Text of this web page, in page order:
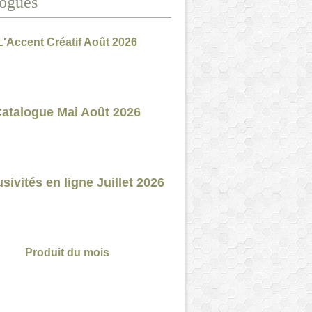
Créatif Août 2026
Mai Août 2026
en ligne Juillet 2026
Produit du mois